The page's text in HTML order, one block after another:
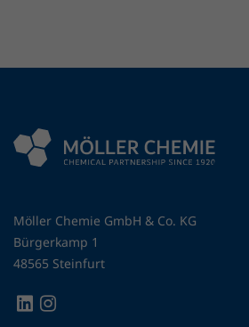
Möller Chemie GmbH & Co. KG
Bürgerkamp 1
48565 Steinfurt